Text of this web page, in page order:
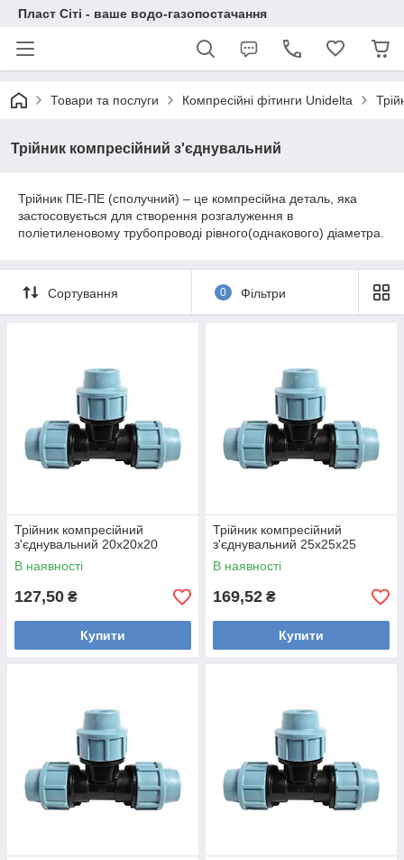
Пласт Сіті - ваше водо-газопостачання
Товари та послуги Компресійні фітинги Unidelta
Трійник компресійний з'єднувальний
Трійник ПЕ-ПЕ (сполучний) – це компресійна деталь, яка
застосовується для створення розгалуження в
поліетиленовому трубопроводі рівного(однакового) діаметра.
Сортування 0 Фільтри
Трійник компресійний
з'єднувальний 20х20х20
В наявності
127,50 ₴
Купити
Трійник компресійний
з'єднувальний 25х25х25
В наявності
169,52 ₴
Купити